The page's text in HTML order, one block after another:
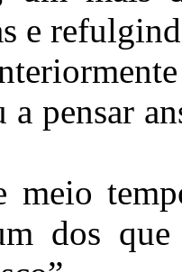
e
pensar
meio
dos que